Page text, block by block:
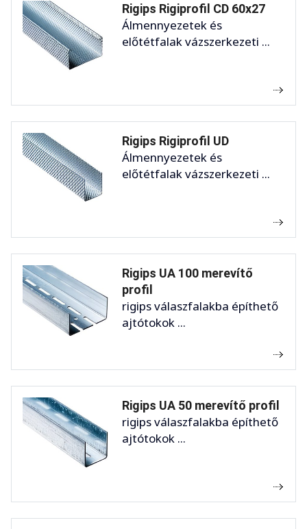
Rigips Rigiprofil CD 60x27
Álmennyezetek és
előtétfalak vázszerkezeti ...
Rigips Rigiprofil UD
Álmennyezetek és
előtétfalak vázszerkezeti ...
Rigips UA 100 merevítő
profil
rigips válaszfalakba építhető
ajtótokok ...
Rigips UA 50 merevítő profil
rigips válaszfalakba építhető
ajtótokok ...